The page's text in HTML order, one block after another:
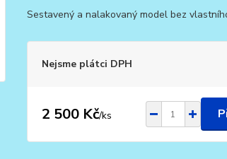
Sestavený a nalakovaný model bez
Nejsme plátci DPH
2 500 Kč/ks